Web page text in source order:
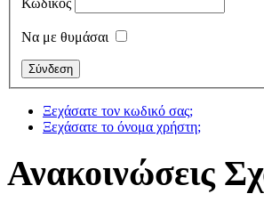
Κωδικός
Να με θυμάσαι
Ξεχάσατε τον κωδικό σας;
Ξεχάσατε το όνομα χρήστη;
Ανακοινώσεις